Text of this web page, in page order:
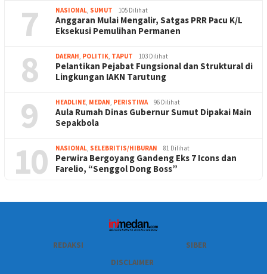
7 NASIONAL, SUMUT 105 Dilihat
Anggaran Mulai Mengalir, Satgas PRR Pacu K/L
Eksekusi Pemulihan Permanen
8 DAERAH, POLITIK, TAPUT 103 Dilihat
Pelantikan Pejabat Fungsional dan Struktural di
Lingkungan IAKN Tarutung
9 HEADLINE, MEDAN, PERISTIWA 96 Dilihat
Aula Rumah Dinas Gubernur Sumut Dipakai Main
Sepakbola
10 NASIONAL, SELEBRITIS/HIBURAN 81 Dilihat
Perwira Bergoyang Gandeng Eks 7 Icons dan
Farelio, “Senggol Dong Boss”
REDAKSI
SIBER
DISCLAIMER